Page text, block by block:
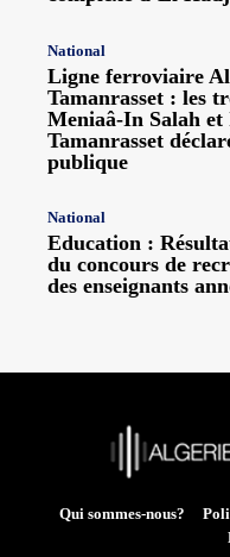
National
Ligne ferroviaire
Tamanrasset : les
Meniaâ-In Salah et
Tamanrasset
publique
National
Education :
du concours de
des enseignants
Qui sommes-nous?